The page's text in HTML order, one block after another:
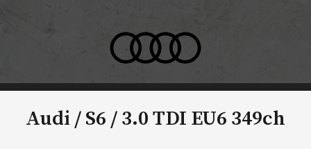
Audi / S6 /3.0 TDI EU6 349ch